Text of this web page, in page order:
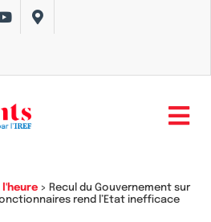
l'heure > Recul du Gouvernement sur
rend l’Etat inefficace